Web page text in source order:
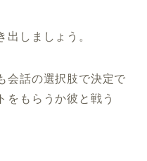
出しましょう。
会話の選択肢で決定で
をもらうか彼と戦う